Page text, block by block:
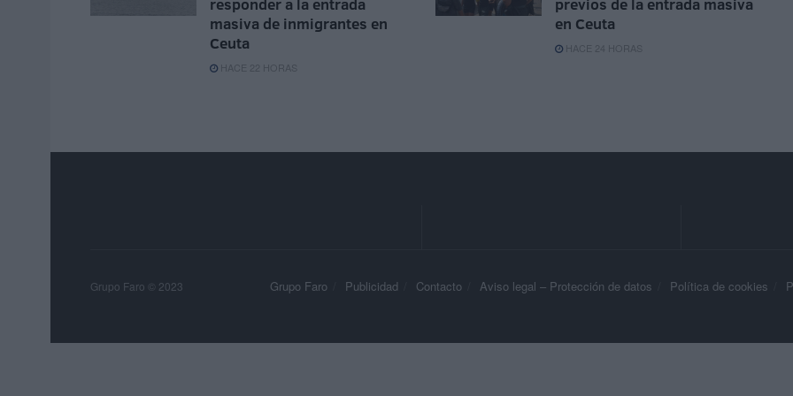
responder a la entrada
masiva de inmigrantes en
Ceuta
HACE 22 HORAS
previos de la entrada masiva
en Ceuta
HACE 24 HORAS
Grupo Faro Publicidad Contacto Aviso legal – Protección de datos Política de cookies
Grupo Faro © 2023